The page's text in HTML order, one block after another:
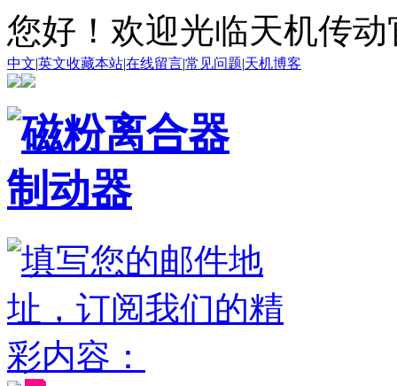
您好！欢迎光临天机传
中文|英文收藏本站|在线留言|常见问题|天机博客